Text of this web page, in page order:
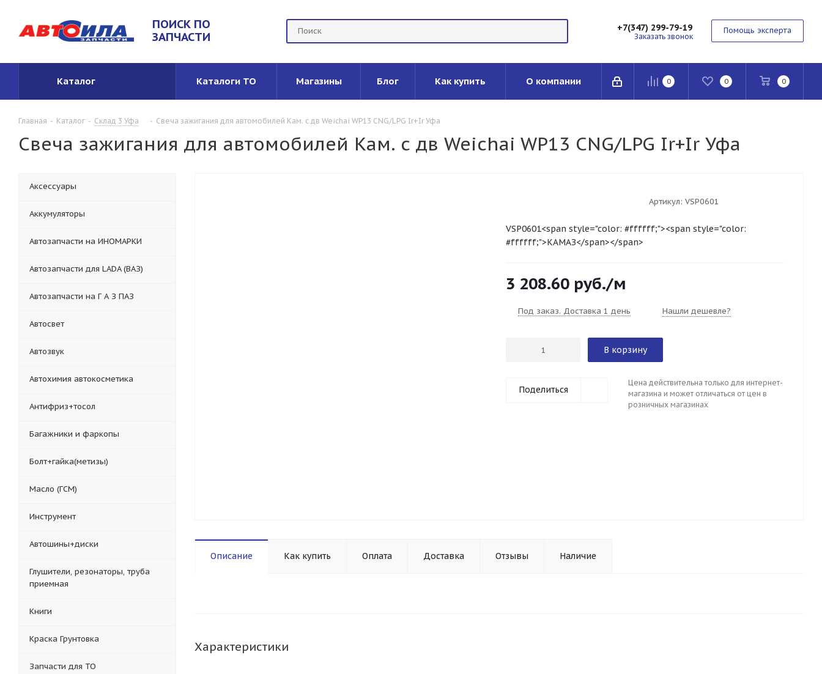
ПОИСК ПО
ЗАПЧАСТИ
+7(347) 299-79-19
Заказать звонок
Помощь эксперта
0 0 0
Каталог Каталоги ТО Магазины Блог Как купить О компании
Главная - Каталог - Склад 3 Уфа - Свеча зажигания для автомобилей Кам. с дв Weichai WP13 CNG/LPG Ir+Ir Уфа
Свеча зажигания для автомобилей Кам. с дв Weichai WP13 CNG/LPG Ir+Ir Уфа
Артикул: VSP0601
VSP0601<span style="color: #ffffff;"><span style="color:
#ffffff;">КАМАЗ</span></span>
3 208.60 руб./м
Под заказ. Доставка 1 день Нашли дешевле?
В корзину
Поделиться
Цена действительна только для интернет-
магазина и может отличаться от цен в
розничных магазинах
Описание Как купить Оплата Доставка Отзывы Наличие
Характеристики
Аксессуары
Аккумуляторы
Автозапчасти на ИНОМАРКИ
Автозапчасти для LADA (ВАЗ)
Автозапчасти на Г А З ПАЗ
Автосвет
Автозвук
Автохимия автокосметика
Антифриз+тосол
Багажники и фаркопы
Болт+гайка(метизы)
Масло (ГСМ)
Инструмент
Автошины+диски
Глушители, резонаторы, труба
приемная
Книги
Краска Грунтовка
Запчасти для ТО